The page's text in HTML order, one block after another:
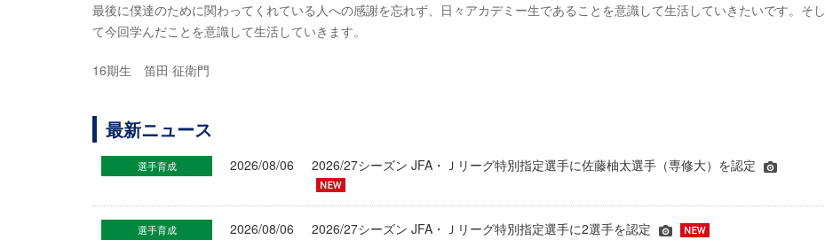
最後に僕達のために関わってくれている人への感謝を忘れず、日々アカデミー生であることを意識して生活していきたいです。そし
て今回学んだことを意識して生活していきます。
16期生 笛田 征衛門
最新ニュース
選手育成 2026/08/06 2026/27シーズン JFA・Ｊリーグ特別指定選手に佐藤柚太選手（専修大）を認定
選手育成 2026/08/06 2026/27シーズン JFA・Ｊリーグ特別指定選手に2選手を認定